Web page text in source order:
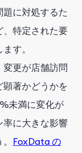
題に対処するた
、特定された要
す。
変更が店舗訪問
著かどうかを
未満に変化が
率に大きな影響
FoxData の